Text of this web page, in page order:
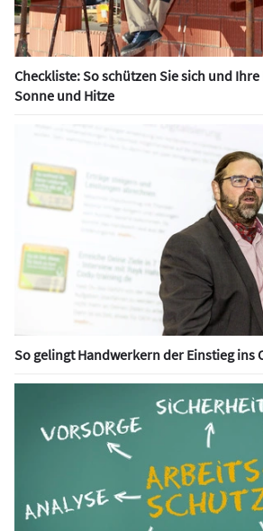
Checkliste: So schützen Sie sich und
Sonne und Hitze
So gelingt Handwerkern der Einstieg ins